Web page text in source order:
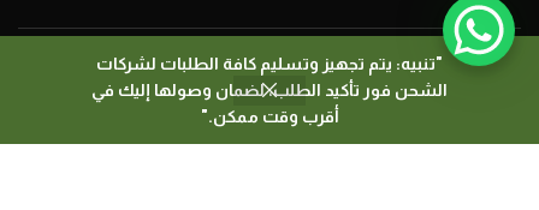
"تنبيه: يتم تجهيز وتسليم كافة الطلبات لشركات
الشحن فور تأكيد الطلب، لضمان وصولها إليك في
أقرب وقت ممكن."
جميع الحقوق محفوظة لــ شركة ريشي التجارية 2026